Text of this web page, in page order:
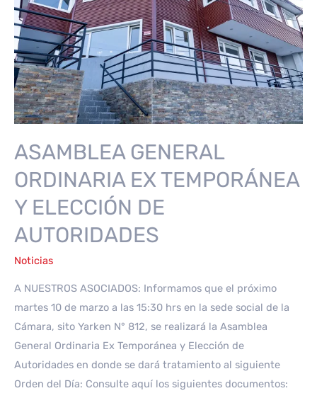
HOTELEROS
Y
GASTRONÓMICOS
ASAMBLEA GENERAL
ORDINARIA EX TEMPORÁNEA
Y ELECCIÓN DE
AUTORIDADES
Noticias
A NUESTROS ASOCIADOS: Informamos que el próximo
martes 10 de marzo a las 15:30 hrs en la sede social de la
Cámara, sito Yarken N° 812, se realizará la Asamblea
General Ordinaria Ex Temporánea y Elección de
Autoridades en donde se dará tratamiento al siguiente
Orden del Día: Consulte aquí los siguientes documentos: